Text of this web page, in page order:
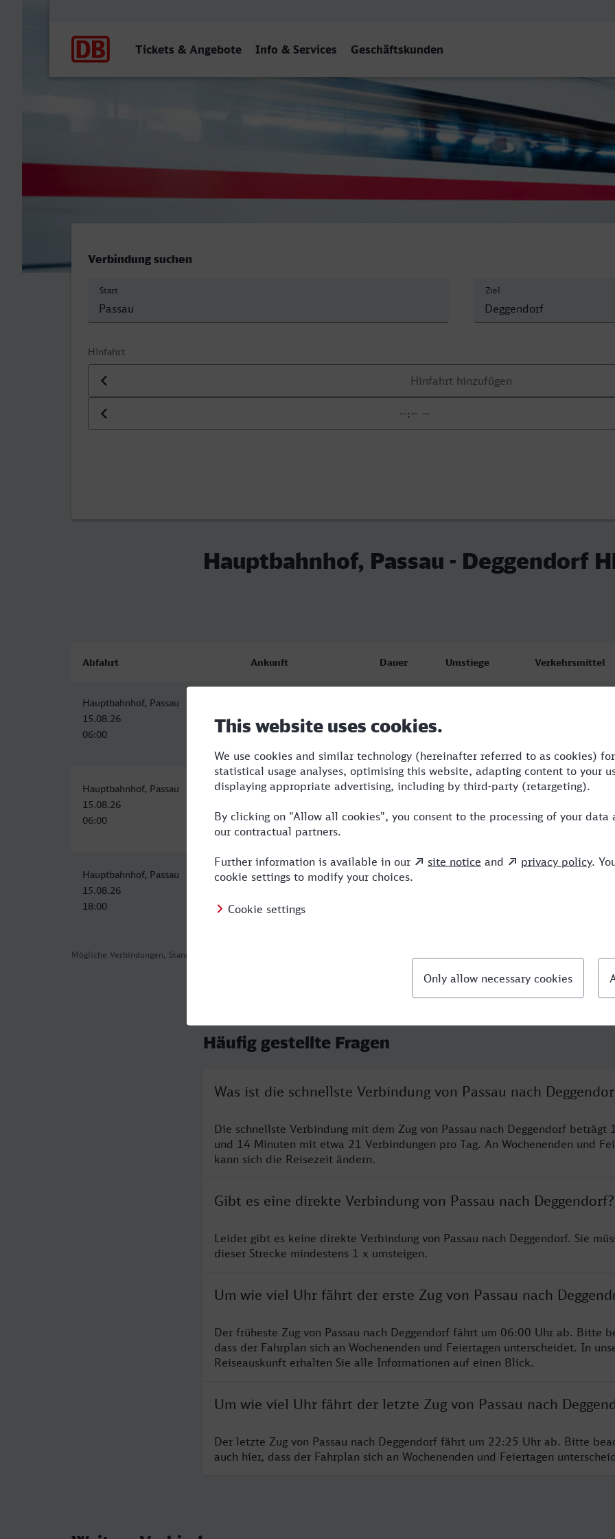
Tickets & Angebote Info & Services Geschäftskunden
Hauptbahnhof, Passau - Deggendorf Hbf
Verbindung suchen
Start Ziel
Hinfahrt
Datum der Hinfahrt
Uhrzeit der Hinfahrt
Hauptbahnhof, Passau - Deggendorf
Mögliche Verbindungen, Stand: 2026-08-01 02:01
Abfahrt Ankunft Dauer Umstiege Verkehrsmittel
Hauptbahnhof, Passau
15.08.26
06:00
15.08.26
07:14
Hauptbahnhof, Passau
15.08.26
06:00
Deggendorf Hbf
07:14
1:14 1 BUS,WBA
Hauptbahnhof, Passau
15.08.26
18:00
Deggendorf Hbf
19:14
1:14
Häufig gestellte Fragen
Was ist die schnellste Verbindung von Passau nach
Die schnellste Verbindung mit dem Zug von Passau nach Deggendorf beträgt
und 14 Minuten mit etwa 21 Verbindungen pro Tag. An Wochenenden und
kann sich die Reisezeit ändern.
Gibt es eine direkte Verbindung von Passau nach Deggendorf?
Leider gibt es keine direkte Verbindung von Passau nach Deggendorf. Sie
dieser Strecke mindestens 1 x umsteigen.
Um wie viel Uhr fährt der erste Zug von Passau nach
Der früheste Zug von Passau nach Deggendorf fährt um 06:00 Uhr ab. Bitte
dass der Fahrplan sich an Wochenenden und Feiertagen unterscheidet. In
Reiseauskunft erhalten Sie alle Informationen auf einen Blick.
Um wie viel Uhr fährt der letzte Zug von Passau nach
Der letzte Zug von Passau nach Deggendorf fährt um 22:25 Uhr ab. Bitte
auch hier, dass der Fahrplan sich an Wochenenden und Feiertagen